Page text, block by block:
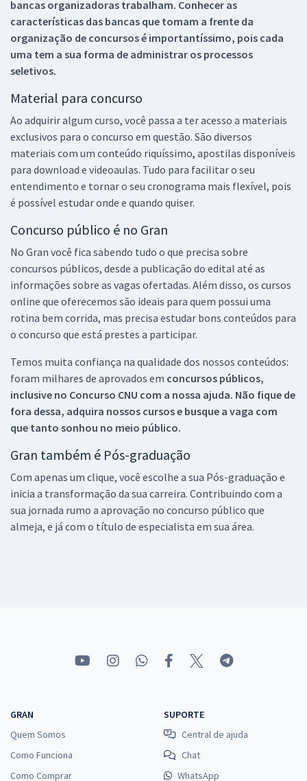
bancas organizadoras trabalham. Conhecer as
características das bancas que tomam a frente da
organização de concursos é importantíssimo, pois cada
uma tem a sua forma de administrar os processos
seletivos.
Material para concurso
Ao adquirir algum curso, você passa a ter acesso a materiais
exclusivos para o concurso em questão. São diversos
materiais com um conteúdo riquíssimo, apostilas disponíveis
para download e videoaulas. Tudo para facilitar o seu
entendimento e tornar o seu cronograma mais flexível, pois
é possível estudar onde e quando quiser.
Concurso público é no Gran
No Gran você fica sabendo tudo o que precisa sobre
concursos públicos, desde a publicação do edital até as
informações sobre as vagas ofertadas. Além disso, os cursos
online que oferecemos são ideais para quem possui uma
rotina bem corrida, mas precisa estudar bons conteúdos para
o concurso que está prestes a participar.
Temos muita confiança na qualidade dos nossos conteúdos:
foram milhares de aprovados em concursos públicos,
inclusive no Concurso CNU com a nossa ajuda. Não fique de
fora dessa, adquira nossos cursos e busque a vaga com
que tanto sonhou no meio público.
Gran também é Pós-graduação
Com apenas um clique, você escolhe a sua Pós-graduação e
inicia a transformação da sua carreira. Contribuindo com a
sua jornada rumo a aprovação no concurso público que
almeja, e já com o título de especialista em sua área.
GRAN
Quem Somos
Como Funciona
Como Comprar
SUPORTE
Central de ajuda
Chat
WhatsApp